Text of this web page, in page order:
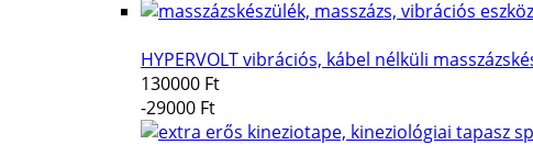
HYPERVOLT vibrációs, kábel nélküli
130000 Ft
-29000 Ft